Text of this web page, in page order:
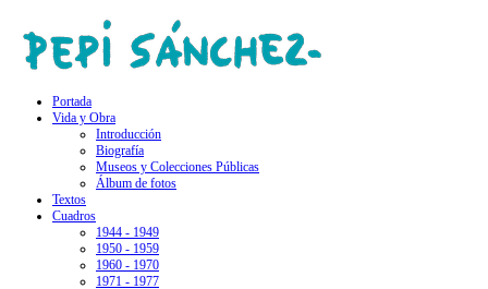
Portada
Vida y Obra
Introducción
Biografía
Museos y Colecciones Públicas
Álbum de fotos
Textos
Cuadros
1944 - 1949
1950 - 1959
1960 - 1970
1971 - 1977